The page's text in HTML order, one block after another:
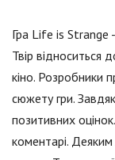
Гра Life is Strange
Твір відноситься
кіно. Розробники
сюжету гри.
позитивних
коментарі.